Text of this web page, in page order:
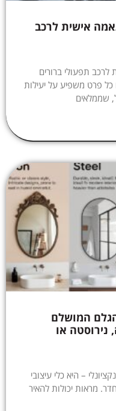
אישית לרכב
תפעולי ברורים
כל פרט משפיע על יעילות
שממלאים
המושלם
או
– היא כלי עיצובי
מראות יכולות להאיר